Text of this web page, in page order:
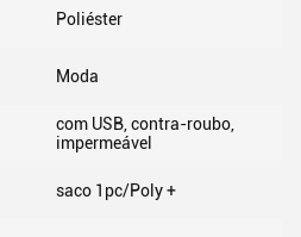
Poliéster
Moda
com USB, contra-roubo,
impermeável
saco 1pc/Poly +